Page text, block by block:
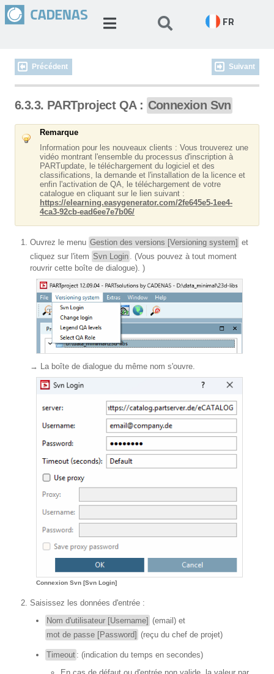
FR
Précédent Suivant
6.3.3. PARTproject QA : Connexion Svn
Remarque
Information pour les nouveaux clients : Vous trouverez une
vidéo montrant l'ensemble du processus d'inscription à
PARTupdate, le téléchargement du logiciel et des
classifications, la demande et l'installation de la licence et
enfin l'activation de QA, le téléchargement de votre
catalogue en cliquant sur le lien suivant :
https://elearning.easygenerator.com/2fe645e5-1ee4-
4ca3-92cb-ead6ee7e7b06/
Ouvrez le menu Gestion des versions [Versioning system] et
cliquez sur l'item Svn Login . (Vous pouvez à tout moment
rouvrir cette boîte de dialogue). )
→ La boîte de dialogue du même nom s'ouvre.
Connexion Svn [Svn Login]
Saisissez les données d'entrée :
Nom d'utilisateur [Username] (email) et
mot de passe [Password] (reçu du chef de projet)
Timeout : (indication du temps en secondes)